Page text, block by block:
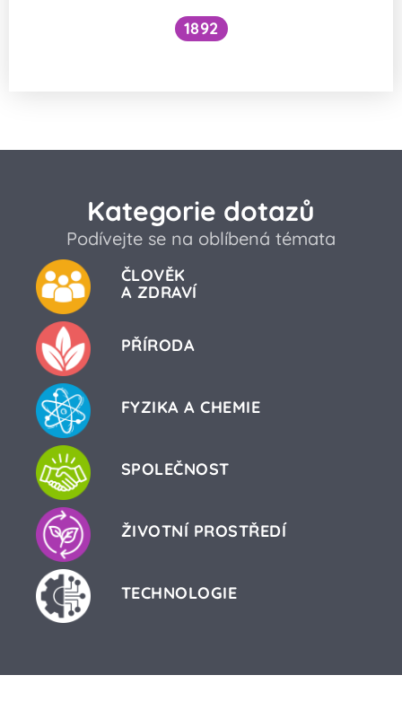
1892
Kategorie dotazů
Podívejte se na oblíbená témata
ČLOVĚK
A ZDRAVÍ
PŘÍRODA
FYZIKA A CHEMIE
SPOLEČNOST
ŽIVOTNÍ PROSTŘEDÍ
TECHNOLOGIE